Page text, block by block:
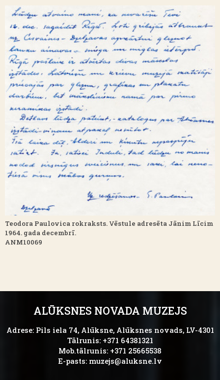
Teodora Paulovica rokraksts. Vēstule adresēta Jānim Līcim
1964. gada decembrī.
ANM10069
ALŪKSNES NOVADA MUZEJS
Adrese: Pils iela 74, Alūksne, Alūksnes novads, LV-4301
Tālrunis: +371 64381321
Mob.tālrunis: +371 25665538
E-pasts: muzejs@aluksne.lv